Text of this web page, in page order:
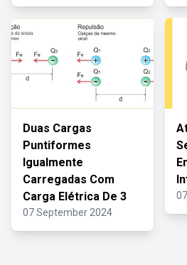
Duas Cargas
Puntiformes
Igualmente
Carregadas Com
Carga Elétrica De 3
07 September 2024